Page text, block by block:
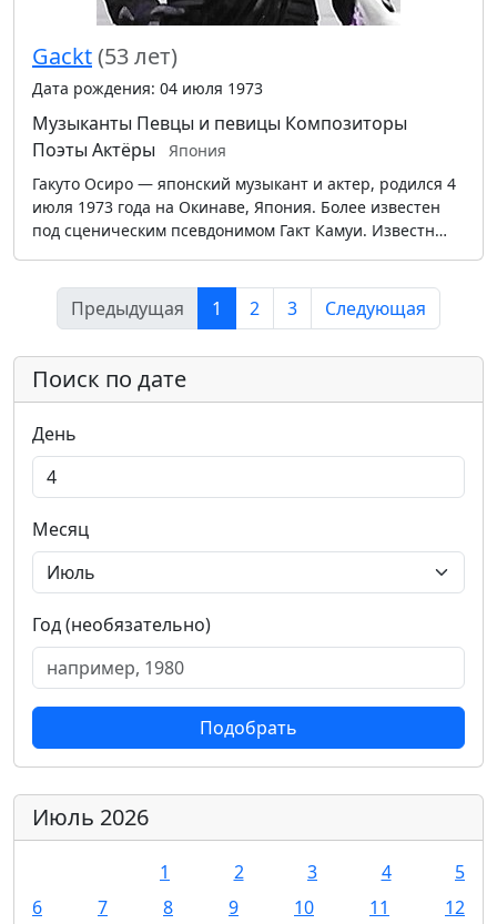
Gackt(53 лет)
Дата рождения: 04 июля 1973
Музыканты Певцы и певицы Композиторы
Поэты Актёры
Япония
Гакуто Осиро — японский музыкант и актер, родился 4
июля 1973 года на Окинаве, Япония. Более известен
под сценическим псевдонимом Гакт Камуи. Известн…
Предыдущая 1 2 3 Следующая
Поиск по дате
День
Месяц
Год (необязательно)
Подобрать
Июль 2026
1 2 3 4
5
6
7 8 9 10 11
12